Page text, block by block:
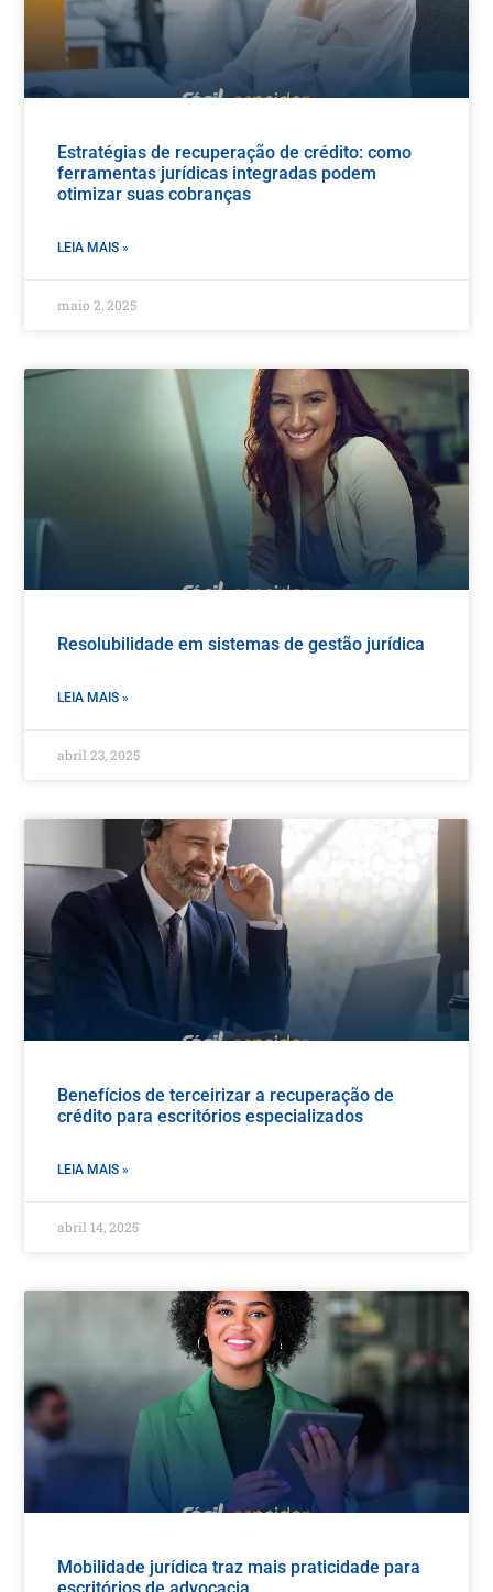
Estratégias de recuperação de crédito: como
ferramentas jurídicas integradas podem
otimizar suas cobranças
LEIA MAIS »
maio 2, 2025
Resolubilidade em sistemas de gestão jurídica
LEIA MAIS »
abril 23, 2025
Benefícios de terceirizar a recuperação de
crédito para escritórios especializados
LEIA MAIS »
abril 14, 2025
Mobilidade jurídica traz mais praticidade para
escritórios de advocacia